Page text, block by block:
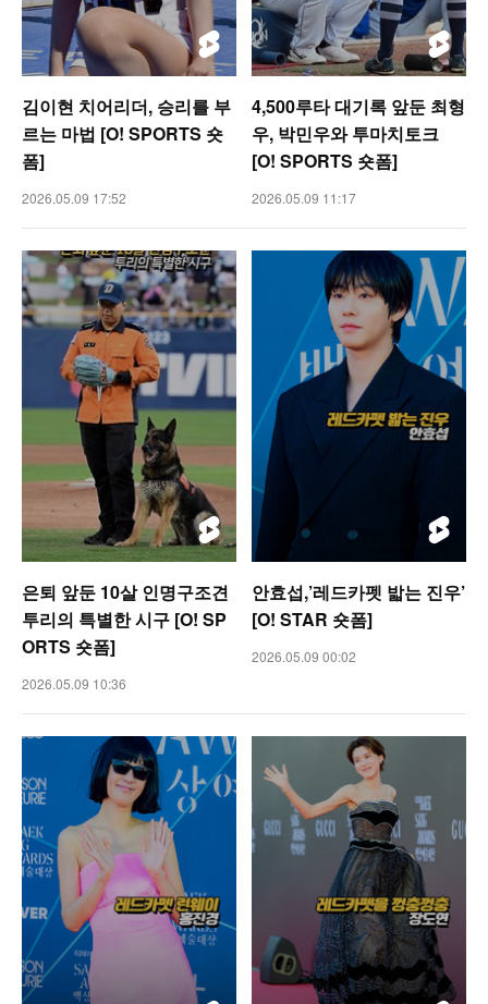
김이현 치어리더, 승리를 부
르는 마법 [O! SPORTS 숏
폼]
2026.05.09 17:52
4,500루타 대기록 앞둔 최형
우, 박민우와 투마치토크
[O! SPORTS 숏폼]
2026.05.09 11:17
은퇴 앞둔 10살 인명구조견
투리의 특별한 시구 [O! SP
ORTS 숏폼]
2026.05.09 10:36
안효섭,’레드카펫 밟는 진우’
[O! STAR 숏폼]
2026.05.09 00:02